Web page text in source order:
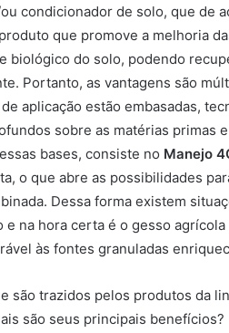
condicionador de solo, que de
que promove a melhoria
biológico do solo, podendo
Portanto, as vantagens são
aplicação estão embasadas,
sobre as matérias primas
bases, consiste no Manejo
o que abre as possibilidades
Dessa forma existem
na hora certa é o gesso
às fontes granuladas
são trazidos pelos produtos da
são seus principais benefícios?